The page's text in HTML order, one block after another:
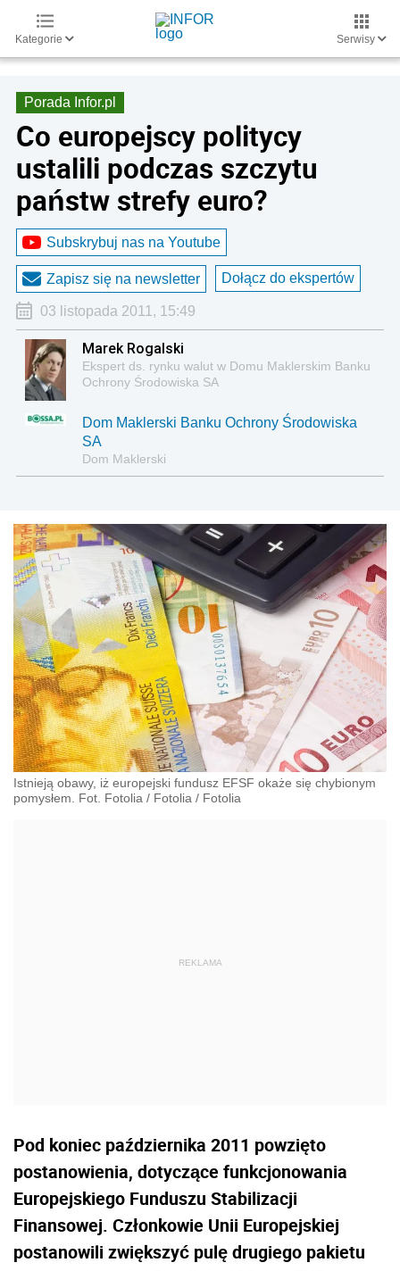
Kategorie Serwisy
Porada Infor.pl
Co europejscy politycy
ustalili podczas szczytu
państw strefy euro?
Subskrybuj nas na Youtube
Zapisz się na newsletter Dołącz do ekspertów
03 listopada 2011, 15:49
Marek Rogalski
Ekspert ds. rynku walut w Domu Maklerskim Banku
Ochrony Środowiska SA
Dom Maklerski Banku Ochrony Środowiska
SA
Dom Maklerski
Istnieją obawy, iż europejski fundusz EFSF okaże się chybionym
pomysłem. Fot. Fotolia / Fotolia / Fotolia
Pod koniec października 2011 powzięto
postanowienia, dotyczące funkcjonowania
Europejskiego Funduszu Stabilizacji
Finansowej. Członkowie Unii Europejskiej
postanowili zwiększyć pulę drugiego pakietu